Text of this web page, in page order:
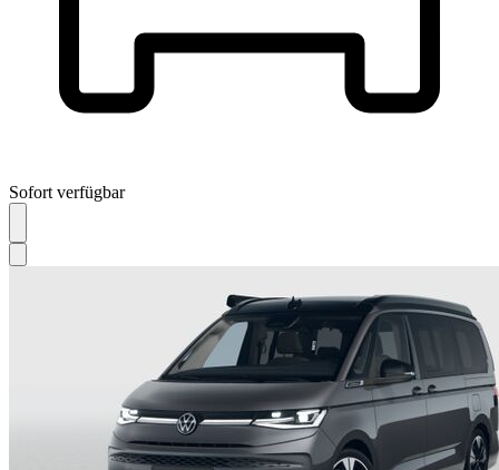
Sofort verfügbar